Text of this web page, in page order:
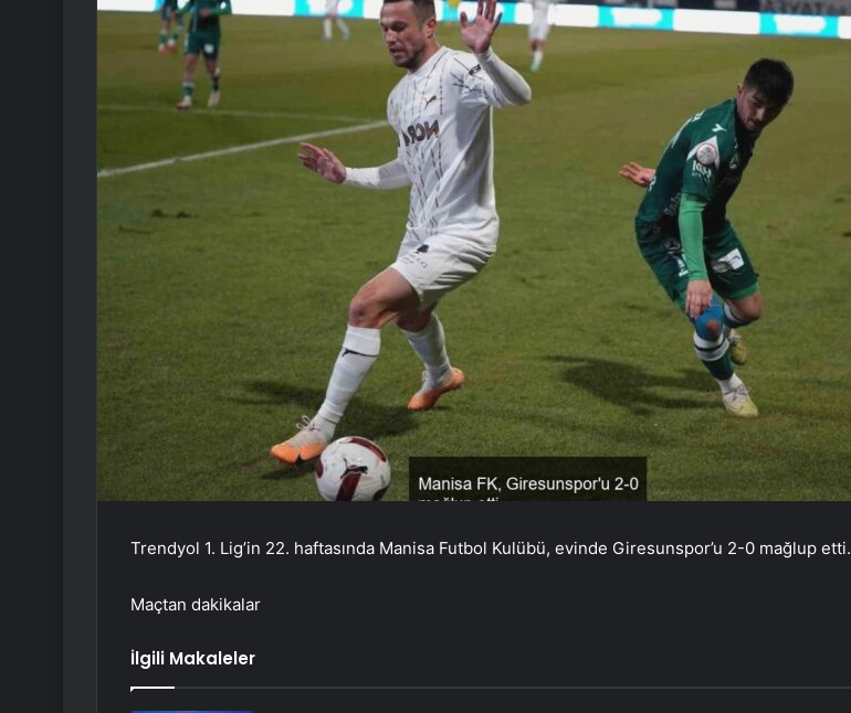
Trendyol 1. Lig’in 22. haftasında Manisa Futbol Kulübü, evinde Giresunspor’u 2-0 mağlup etti.
Maçtan dakikalar
İlgili Makaleler